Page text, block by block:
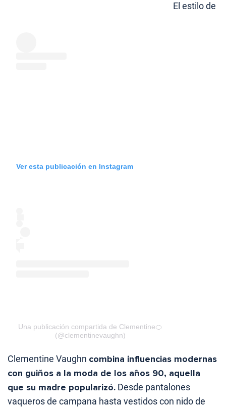
Ver esta publicación en Instagram
Una publicación compartida de Clementine🍊
(@clementinevaughn)
El estilo de
Clementine Vaughn combina influencias modernas
con guiños a la moda de los años 90, aquella
que su madre popularizó. Desde pantalones
vaqueros de campana hasta vestidos con nido de